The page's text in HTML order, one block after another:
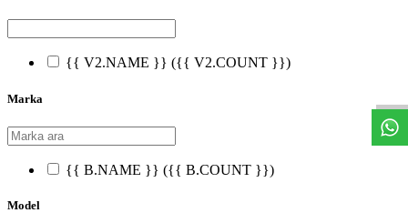
{{ V2.NAME }} ({{ V2.COUNT }})
Marka
{{ B.NAME }} ({{ B.COUNT }})
Model